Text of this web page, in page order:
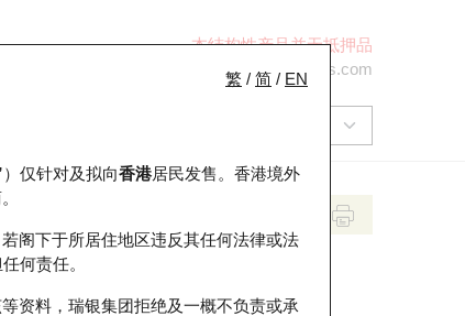
本结构性产品并无抵押品
ol-hkwarrants@ubs.com
繁 / 简 / EN
）仅针对及拟向香港居民发售。香港境外
阁下于所居住地区违反其任何法律或法
何责任。
资料，瑞银集团拒绝及一概不负责或承